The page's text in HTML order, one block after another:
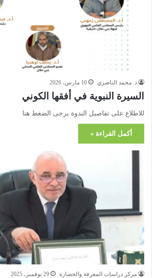
د. محمد الناصري 10 مارس، 2026
السيرة النبوية في أفقها الكوني
للاطلاع على تفاصيل الندوة يرجى الضغط هنا
أكمل القراءة »
مركز دراسات المعرفة والحضارة 29 نوفمبر، 2025